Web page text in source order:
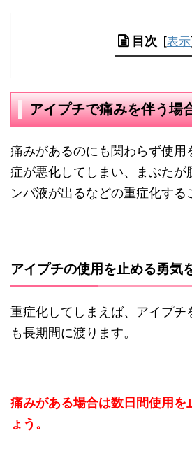
目次 [表示
アイプチで痛みを伴う場
痛みがあるのにも関わらず使用
症が悪化してしまい、まぶたが
ンパ液が出るなどの重症化する
アイプチの使用を止める勇気
重症化してしまえば、アイプチ
も長期間に渡ります。
痛みがある場合は数日間使用を
ょう。